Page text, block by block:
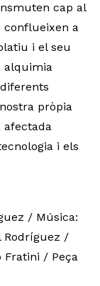
cap al
conflueixen a
i el seu
alquimia
pròpia
afectada
i els
/ Música:
Rodríguez /
Fratini / Peça